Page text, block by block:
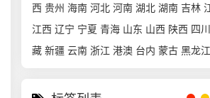
西 贵州 海南 河北 河南 湖北 湖南 吉林
江西 辽宁 宁夏 青海 山东 山西 陕西 四川
藏 新疆 云南 浙江 港澳 台内 蒙古 黑龙江